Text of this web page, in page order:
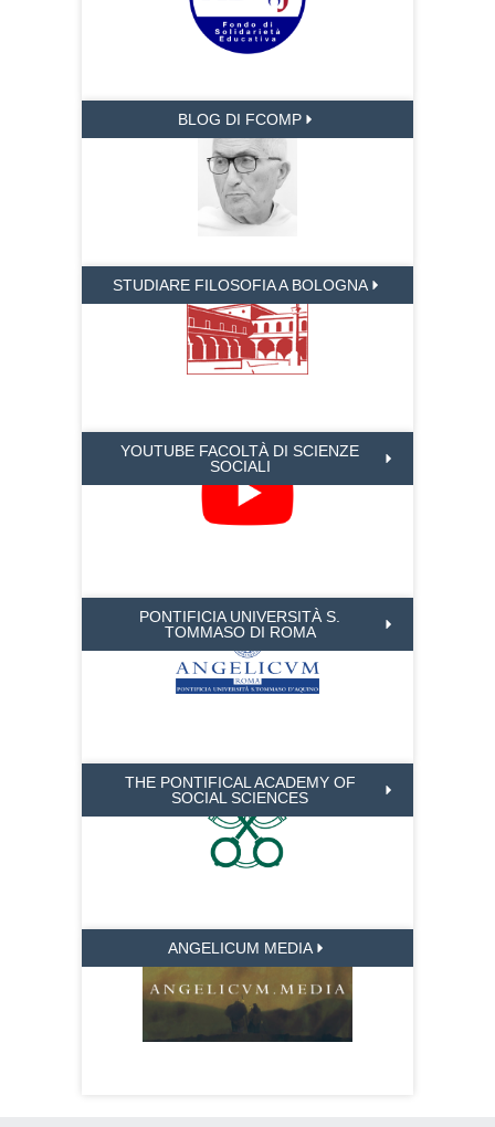
BLOG DI FCOMP
STUDIARE FILOSOFIA A BOLOGNA
YOUTUBE FACOLTÀ DI SCIENZE
SOCIALI
PONTIFICIA UNIVERSITÀ S.
TOMMASO DI ROMA
THE PONTIFICAL ACADEMY OF
SOCIAL SCIENCES
ANGELICUM MEDIA